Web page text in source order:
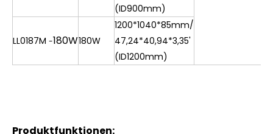
(ID900mm)
LL0187M -180W180W
1200*1040*85mm/
47,24*40,94*3,35'
(ID1200mm)
Produktfunktionen: